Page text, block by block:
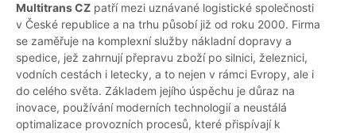
Multitrans CZ patří mezi uznávané logistické společnosti
v České republice a na trhu působí již od roku 2000. Firma
se zaměřuje na komplexní služby nákladní dopravy a
spedice, jež zahrnují přepravu zboží po silnici, železnici,
vodních cestách i letecky, a to nejen v rámci Evropy, ale i
do celého světa. Základem jejího úspěchu je důraz na
inovace, používání moderních technologií a neustálá
optimalizace provozních procesů, které přispívají k